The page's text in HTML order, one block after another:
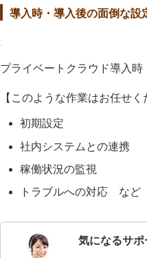
導入時・導入後の面倒な設
プライベートクラウド導入時
【このような作業はお任せく
初期設定
社内システムとの連携
稼働状況の監視
トラブルへの対応 など
気になるサ